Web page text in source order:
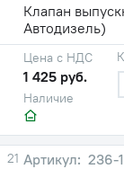
Клапан
Автодизель)
Наличие
Цена с НДС
1 425 руб.
21
236-